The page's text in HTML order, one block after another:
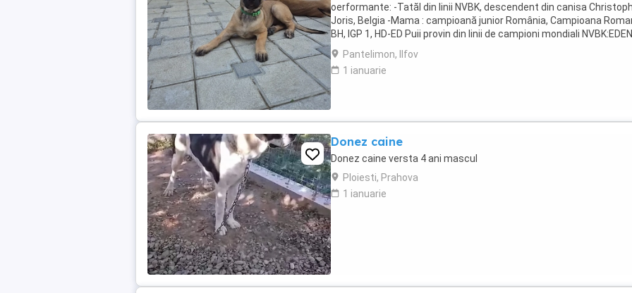
oerformante: -Tatăl din linii NVBK, descendent din canisa
Joris, Belgia -Mama : campioană junior România, Campioana
BH, IGP 1, HD-ED Puii provin din linii de campioni mondiali
Torky, Eriem van het beenhouwerke, ...
Pantelimon, Ilfov
1 ianuarie
Donez caine
Donez caine versta 4 ani mascul
Ploiesti, Prahova
1 ianuarie